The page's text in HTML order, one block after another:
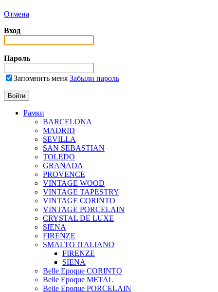
Отмена
Вход
Пароль
Запомнить меня Забыли пароль
Рамки
BARCELONA
MADRID
SEVILLA
SAN SEBASTIAN
TOLEDO
GRANADA
PROVENCE
VINTAGE WOOD
VINTAGE TAPESTRY
VINTAGE CORINTO
VINTAGE PORCELAIN
CRYSTAL DE LUXE
SIENA
FIRENZE
SMALTO ITALIANO
FIRENZE
SIENA
Belle Epoque CORINTO
Belle Epoque METAL
Belle Epoque PORCELAIN